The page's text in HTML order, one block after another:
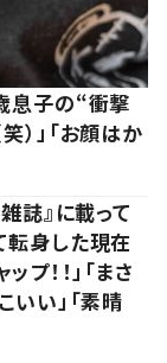
息子の“衝撃
」「お顔はか
誌』に載って
転身した現在
！！」「まさ
いい」「素晴